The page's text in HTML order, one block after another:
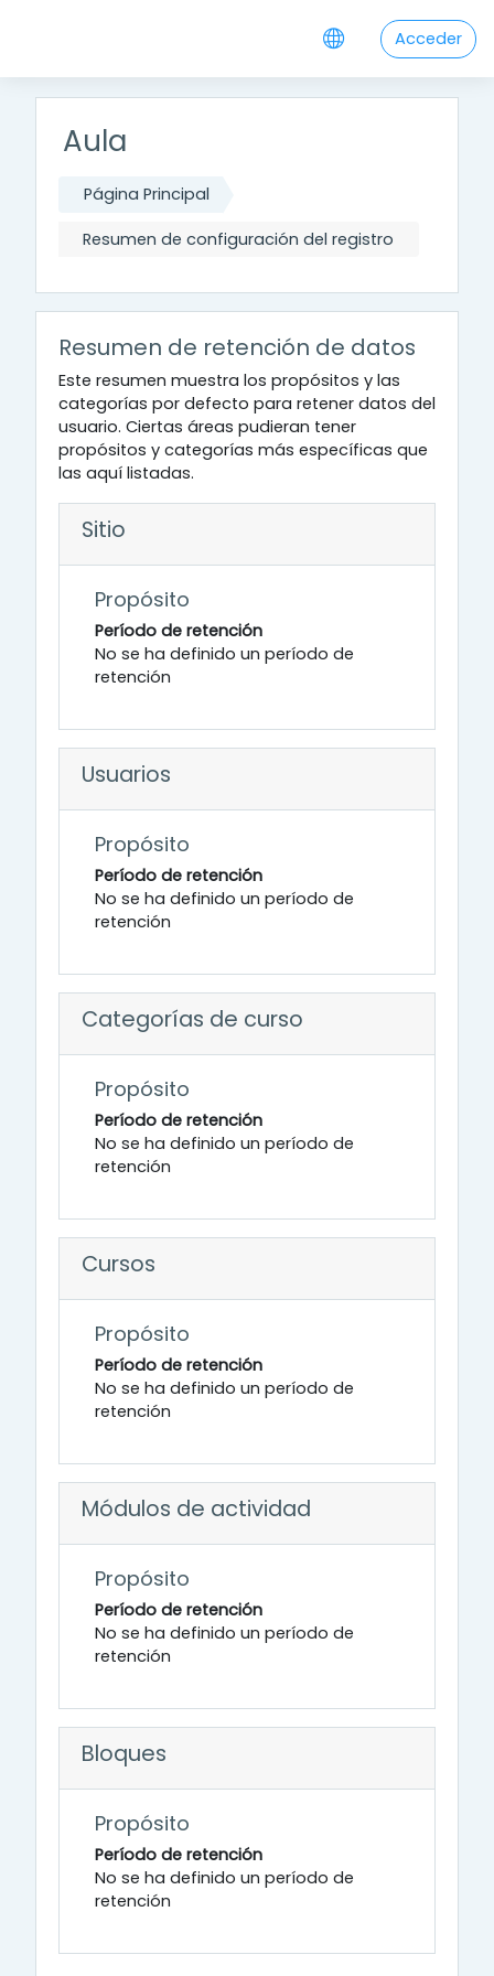
Acceder
Aula
Página Principal
Resumen de configuración del registro
Resumen de retención de datos
Este resumen muestra los propósitos y las
categorías por defecto para retener datos del
usuario. Ciertas áreas pudieran tener
propósitos y categorías más específicas que
las aquí listadas.
Sitio
Propósito
Período de retención
No se ha definido un período de
retención
Usuarios
Propósito
Período de retención
No se ha definido un período de
retención
Categorías de curso
Propósito
Período de retención
No se ha definido un período de
retención
Cursos
Propósito
Período de retención
No se ha definido un período de
retención
Módulos de actividad
Propósito
Período de retención
No se ha definido un período de
retención
Bloques
Propósito
Período de retención
No se ha definido un período de
retención